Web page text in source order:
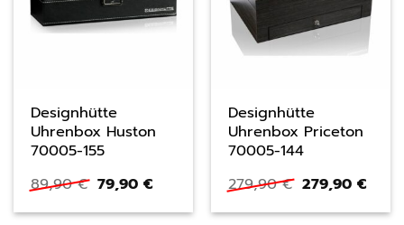
Designhütte
Uhrenbox Huston
70005-155
89,90€ Ursprünglicher
Preis
war:
79,90€Aktueller
ist:
Designhütte
Uhrenbox Priceton
70005-144
279,90€
Preis
war:
279,90€
ist: